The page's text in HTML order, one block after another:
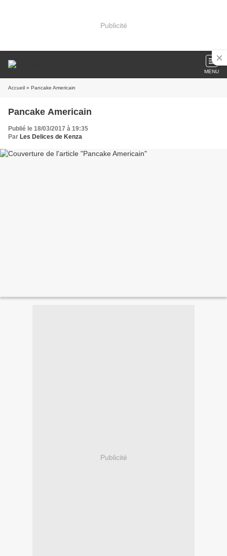
Publicité
MENU
Accueil » Pancake Americain
Pancake Americain
Publié le 18/03/2017 à 19:35
Par Les Delices de Kenza
Publicité